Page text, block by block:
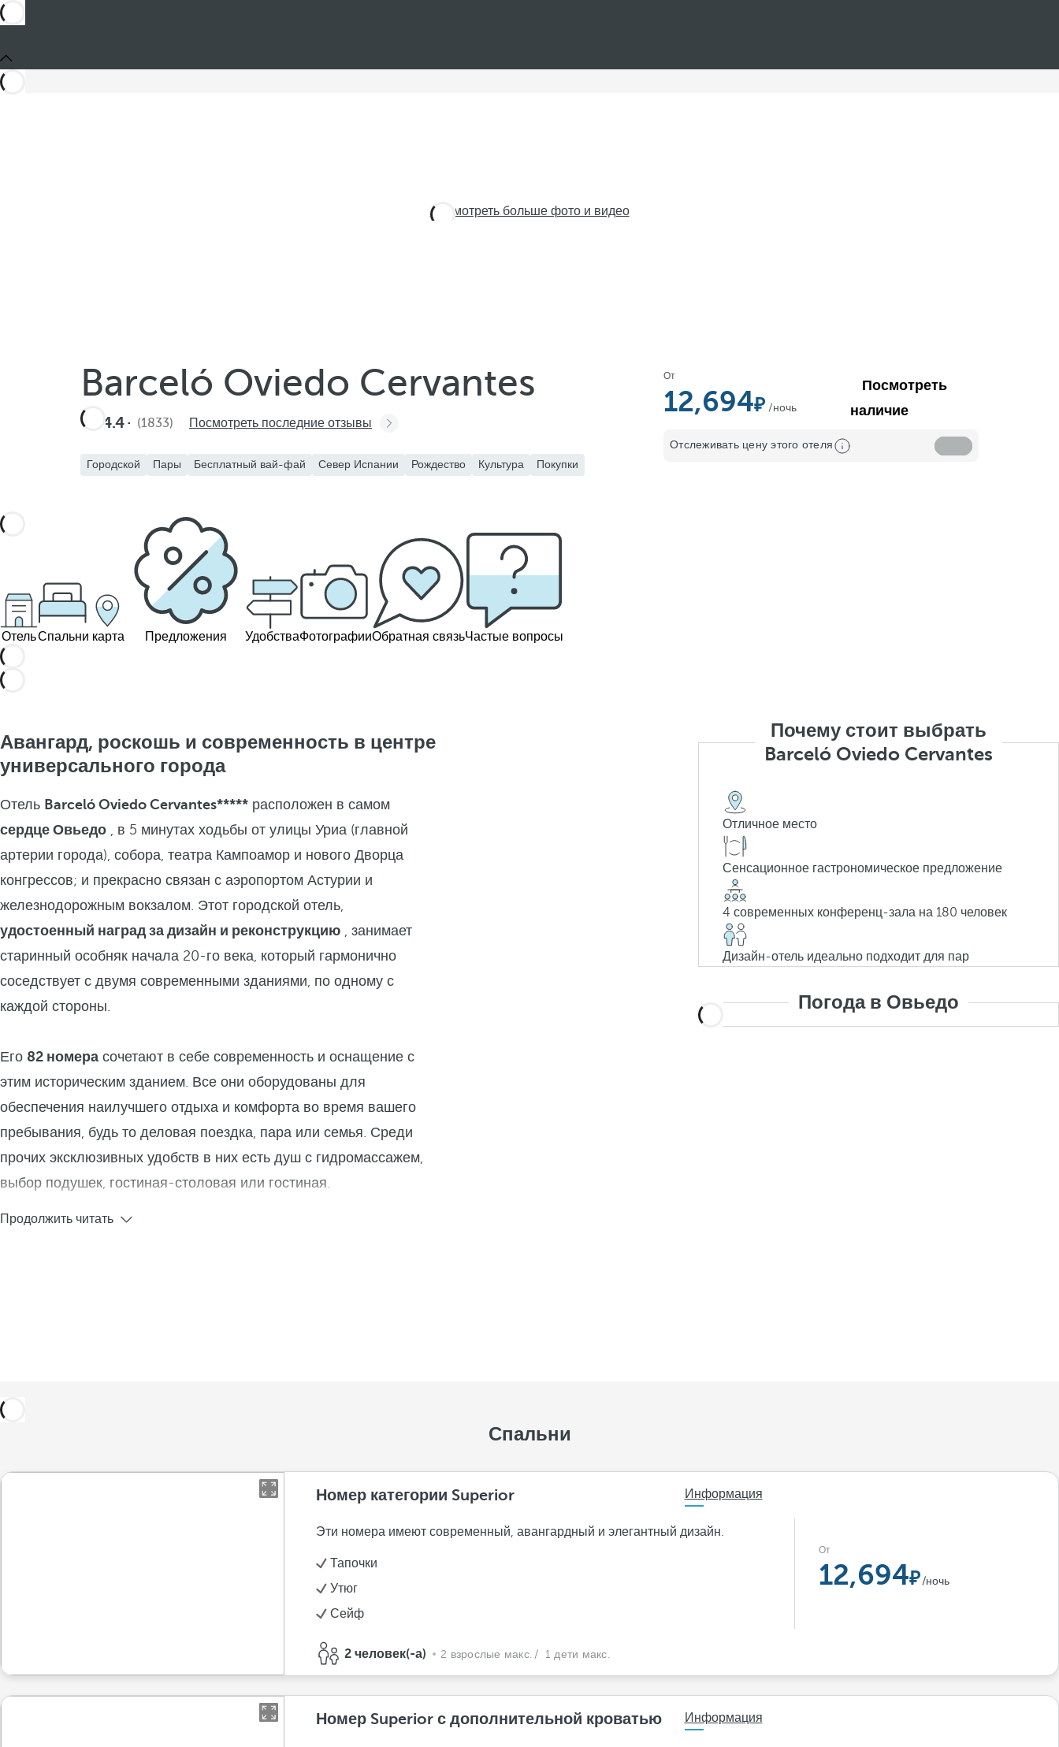
Посмотреть больше фото и видео
От
12,694 /ночь
Посмотреть
наличие
Отслеживать цену этого отеля
Barceló Oviedo Cervantes
4.4 (1833) Посмотреть последние отзывы
Городской Пары Бесплатный вай-фай Север Испании Рождество Культура Покупки
ОтельСпальни карта Предложения УдобстваФотографииОбратная связьЧастые вопросы
Авангард, роскошь и современность в центре
универсального города
Отель Barceló Oviedo Cervantes***** расположен в самом
сердце Овьедо , в 5 минутах ходьбы от улицы Уриа (главной
артерии города), собора, театра Кампоамор и нового Дворца
конгрессов; и прекрасно связан с аэропортом Астурии и
железнодорожным вокзалом. Этот городской отель,
удостоенный наград за дизайн и реконструкцию , занимает
старинный особняк начала 20-го века, который гармонично
соседствует с двумя современными зданиями, по одному с
каждой стороны.
Его 82 номера сочетают в себе современность и оснащение с
этим историческим зданием. Все они оборудованы для
обеспечения наилучшего отдыха и комфорта во время вашего
пребывания, будь то деловая поездка, пара или семья. Среди
прочих эксклюзивных удобств в них есть душ с гидромассажем,
выбор подушек, гостиная-столовая или гостиная.
Продолжить читать
Почему стоит выбрать
Barceló Oviedo Cervantes
Отличное место
Сенсационное гастрономическое предложение
4 современных конференц-зала на 180 человек
Дизайн-отель идеально подходит для пар
Погода в Овьедо
Спальни
Номер категории Superior Информация
Эти номера имеют современный, авангардный и элегантный дизайн.
Тапочки
Утюг
Сейф
2 человек(-а) 2 взрослые макс. / 1 дети макс.
От
12,694 /ночь
Номер Superior с дополнительной кроватью Информация